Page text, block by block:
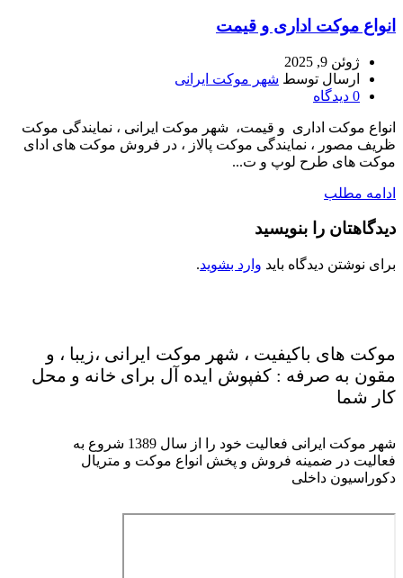
انواع موکت اداری و قیمت
ژوئن 9, 2025
ارسال توسط شهر موکت ایرانی
0 دیدگاه
انواع موکت اداری و قیمت، شهر موکت ایرانی ، نمایندگی موکت
ظریف مصور ، نمایندگی موکت پالاز ، در فروش موکت های ادای
موکت های طرح لوپ و ت...
ادامه مطلب
دیدگاهتان را بنویسید
برای نوشتن دیدگاه باید وارد بشوید.
موکت های باکیفیت ، شهر موکت ایرانی ،زیبا ، و
مقون به صرفه : کفپوش ایده آل برای خانه و محل
کار شما
شهر موکت ایرانی فعالیت خود را از سال 1389 شروع به
فعالیت در ضمینه فروش و پخش انواع موکت و متریال
دکوراسیون داخلی